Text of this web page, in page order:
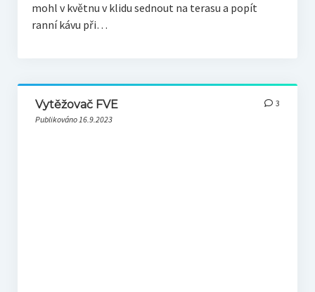
mohl v květnu v klidu sednout na terasu a popít
ranní kávu při…
Vytěžovač FVE
Publikováno 16.9.2023
3